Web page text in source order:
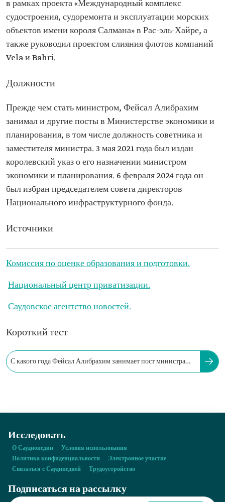
в рамках проекта «Международный комплекс
судостроения, судоремонта и эксплуатации морских
объектов имени короля Салмана» в Рас-эль-Хайре, а
также руководил проектом слияния флотов компаний
Vela и Bahri.
Должности
Прежде чем стать министром, Фейсал Алибрахим
занимал и другие посты в Министерстве экономики и
планирования, в том числе должность советника и
заместителя министра. 3 мая 2021 года был издан
королевский указ о его назначении министром
экономики и планирования. 6 февраля 2024 года он
был избран председателем совета директоров
Национального инфраструктурного фонда.
Источники
Комиссия по оценке образования и подготовки.
Национальный центр приватизации.
Саудовское агентство новостей.
Короткий тест
С какого года Фейсал Алибрахим занимает пост министра
Исследовать
О Саудиопедии
Условия использования
Политика конфиденциальности
Электронное участие
Связаться с Саудипедией
Трудоустройство
Подписаться на рассылку